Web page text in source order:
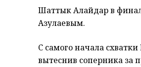
Шаттык Алайдар в
Азулаевым.
С самого начала
вытеснив соперника за